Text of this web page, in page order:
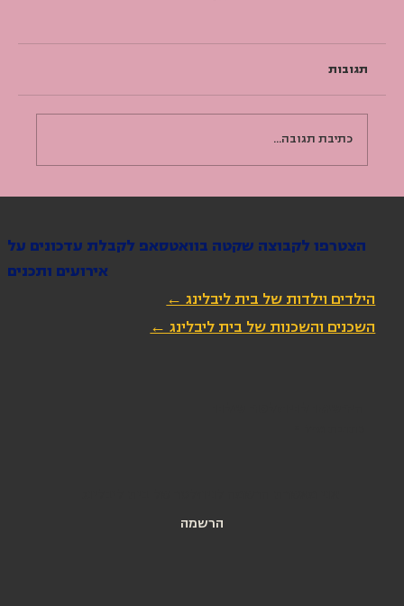
תגובות
כתיבת תגובה...
הרשמה
הצטרפו לקבוצה שקטה בוואטסאפ לקבלת עדכונים על
אירועים ותכנים
הילדים וילדות של בית ליבלינג ←
השכנים והשכנות של בית ליבלינג ←